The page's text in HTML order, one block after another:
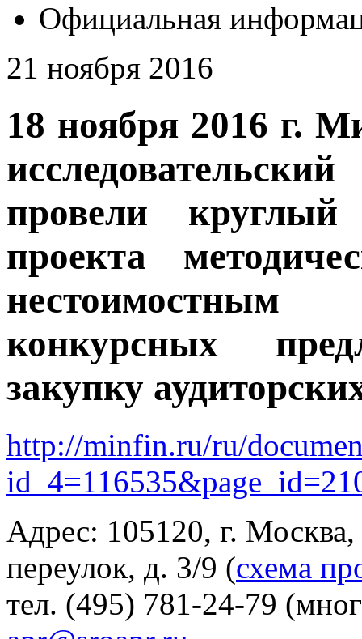
Официальная
21 ноября 2016
18 ноября 2016 г.
провели
проекта
конкурсных
закупку
http://minfin.ru/ru/
Адрес: 105120, г.
переулок, д. 3/9 (схема
тел. (495) 781-24-79